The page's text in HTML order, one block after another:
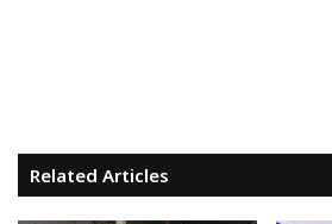
Related Articles